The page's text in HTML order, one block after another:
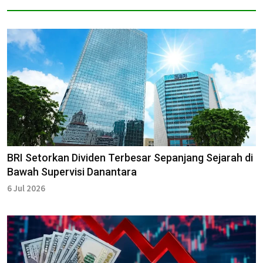
BRI Setorkan Dividen Terbesar Sepanjang Sejarah di
Bawah Supervisi Danantara
6 Jul 2026